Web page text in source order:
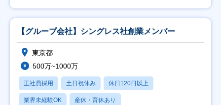
【グループ会社】シングレス社創業メンバー
東京都
500万~1000万
正社員採用 土日祝休み 休日120日以上
業界未経験OK 産休・育休あり